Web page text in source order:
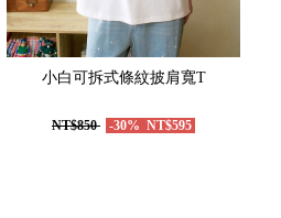
小白可拆式條紋披肩寬T
NT$850 -30% NT$595